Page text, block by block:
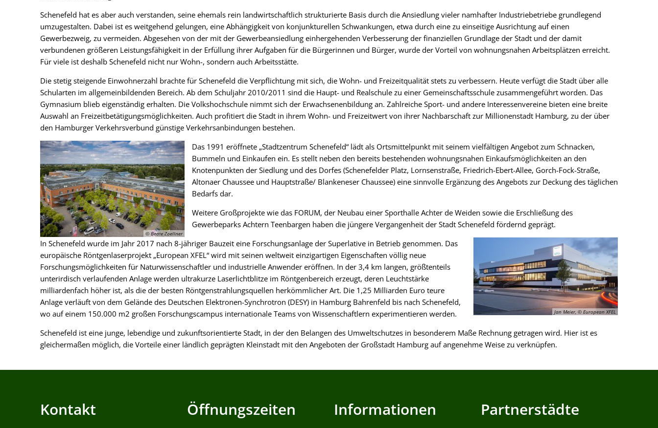
Schenefeld hat es aber auch verstanden, seine ehemals rein landwirtschaftlich strukturierte Basis durch die Ansiedlung vieler namhafter Industriebetriebe grundlegend
umzugestalten. Dabei ist es weitgehend gelungen, eine Abhängigkeit von konjunkturellen Schwankungen, etwa durch eine zu einseitige Ausrichtung auf einen
Gewerbezweig, zu vermeiden. Abgesehen von der mit der Gewerbeansiedlung einhergehenden Verbesserung der finanziellen Grundlage der Stadt und der damit
verbundenen größeren Leistungsfähigkeit in der Erfüllung ihrer Aufgaben für die Bürgerinnen und Bürger, wurde der Vorteil von wohnungsnahen Arbeitsplätzen erreicht.
Für viele ist deshalb Schenefeld nicht nur Wohn-, sondern auch Arbeitsstätte.
Die stetig steigende Einwohnerzahl brachte für Schenefeld die Verpflichtung mit sich, die Wohn- und Freizeitqualität stets zu verbessern. Heute verfügt die Stadt über alle
Schularten im allgemeinbildenden Bereich. Ab dem Schuljahr 2010/2011 sind die Haupt- und Realschule zu einer Gemeinschaftsschule zusammengeführt worden. Das
Gymnasium blieb eigenständig erhalten. Die Volkshochschule nimmt sich der Erwachsenenbildung an. Zahlreiche Sport- und andere Interessenvereine bieten eine breite
Auswahl an Freizeitbetätigungsmöglichkeiten. Auch profitiert die Stadt in ihrem Wohn- und Freizeitwert von ihrer Nachbarschaft zur Millionenstadt Hamburg, zu der über
den Hamburger Verkehrsverbund günstige Verkehrsanbindungen bestehen.
© Beate Zoellner
Das 1991 eröffnete „Stadtzentrum Schenefeld“ lädt als Ortsmittelpunkt mit seinem vielfältigen Angebot zum Schnacken,
Bummeln und Einkaufen ein. Es stellt neben den bereits bestehenden wohnungsnahen Einkaufsmöglichkeiten an den
Knotenpunkten der Siedlung und des Dorfes (Schenefelder Platz, Lornsenstraße, Friedrich-Ebert-Allee, Gorch-Fock-Straße,
Altonaer Chaussee und Hauptstraße/ Blankeneser Chaussee) eine sinnvolle Ergänzung des Angebots zur Deckung des täglichen
Bedarfs dar.
Weitere Großprojekte wie das FORUM, der Neubau einer Sporthalle Achter de Weiden sowie die Erschließung des
Gewerbeparks Achtern Teenbargen haben die jüngere Vergangenheit der Stadt Schenefeld fördernd geprägt.
Jan Meier, © European XFEL
In Schenefeld wurde im Jahr 2017 nach 8-jähriger Bauzeit eine Forschungsanlage der Superlative in Betrieb genommen. Das
europäische Röntgenlaserprojekt „European XFEL“ wird mit seinen weltweit einzigartigen Eigenschaften völlig neue
Forschungsmöglichkeiten für Naturwissenschaftler und industrielle Anwender eröffnen. In der 3,4 km langen, größtenteils
unterirdisch verlaufenden Anlage werden ultrakurze Laserlichtblitze im Röntgenbereich erzeugt, deren Leuchtstärke
milliardenfach höher ist, als die der besten Röntgenstrahlungsquellen herkömmlicher Art. Die 1,25 Milliarden Euro teure
Anlage verläuft von dem Gelände des Deutschen Elektronen-Synchrotron (DESY) in Hamburg Bahrenfeld bis nach Schenefeld,
wo auf einem 150.000 m2 großen Forschungscampus internationale Teams von Wissenschaftlern experimentieren werden.
Schenefeld ist eine junge, lebendige und zukunftsorientierte Stadt, in der den Belangen des Umweltschutzes in besonderem Maße Rechnung getragen wird. Hier ist es
gleichermaßen möglich, die Vorteile einer ländlich geprägten Kleinstadt mit den Angeboten der Großstadt Hamburg auf angenehme Weise zu verknüpfen.
Kontakt Öffnungszeiten Informationen Partnerstädte